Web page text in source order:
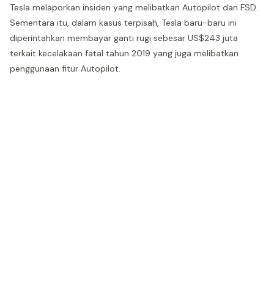
Tesla melaporkan insiden yang melibatkan Autopilot dan FSD.
Sementara itu, dalam kasus terpisah, Tesla baru-baru ini
diperintahkan membayar ganti rugi sebesar US$243 juta
terkait kecelakaan fatal tahun 2019 yang juga melibatkan
penggunaan fitur Autopilot.